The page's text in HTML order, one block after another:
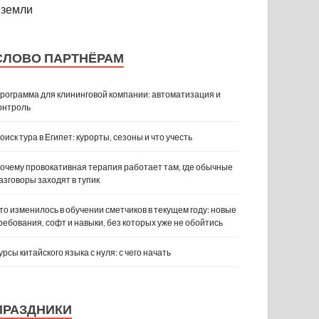
земли
ПАРТНЁРАМ
для клининговой компании: автоматизация и
тура в Египет: курорты, сезоны и что учесть
провокативная терапия работает там, где обычные
заходят в тупик
изменилось в обучении сметчиков в текущем году: новые
софт и навыки, без которых уже не обойтись
китайского языка с нуля: с чего начать